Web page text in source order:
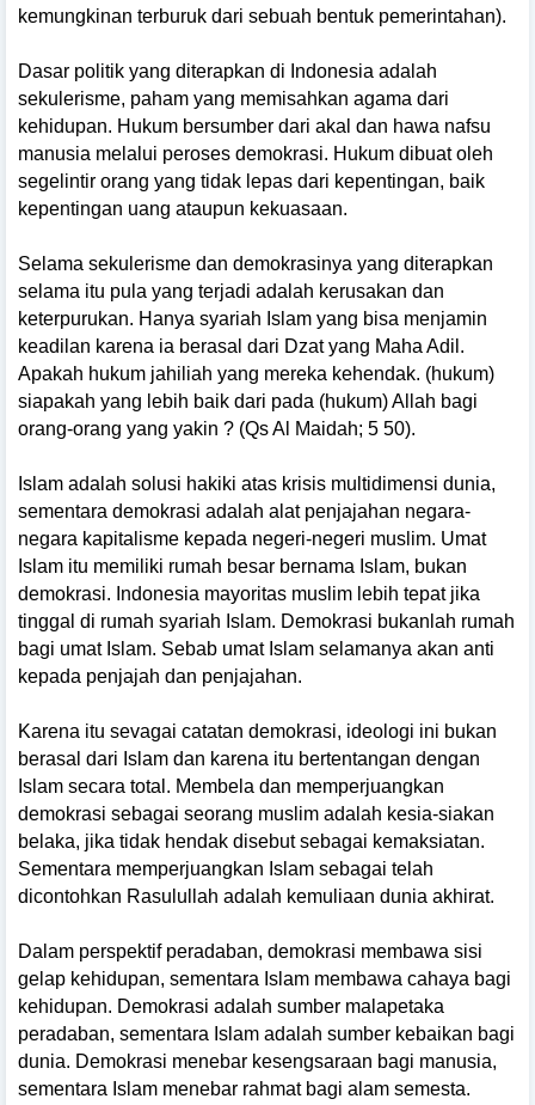
kemungkinan terburuk dari sebuah bentuk pemerintahan).
Dasar politik yang diterapkan di Indonesia adalah
sekulerisme, paham yang memisahkan agama dari
kehidupan. Hukum bersumber dari akal dan hawa nafsu
manusia melalui peroses demokrasi. Hukum dibuat oleh
segelintir orang yang tidak lepas dari kepentingan, baik
kepentingan uang ataupun kekuasaan.
Selama sekulerisme dan demokrasinya yang diterapkan
selama itu pula yang terjadi adalah kerusakan dan
keterpurukan. Hanya syariah Islam yang bisa menjamin
keadilan karena ia berasal dari Dzat yang Maha Adil.
Apakah hukum jahiliah yang mereka kehendak. (hukum)
siapakah yang lebih baik dari pada (hukum) Allah bagi
orang-orang yang yakin ? (Qs Al Maidah; 5 50).
Islam adalah solusi hakiki atas krisis multidimensi dunia,
sementara demokrasi adalah alat penjajahan negara-
negara kapitalisme kepada negeri-negeri muslim. Umat
Islam itu memiliki rumah besar bernama Islam, bukan
demokrasi. Indonesia mayoritas muslim lebih tepat jika
tinggal di rumah syariah Islam. Demokrasi bukanlah rumah
bagi umat Islam. Sebab umat Islam selamanya akan anti
kepada penjajah dan penjajahan.
Karena itu sevagai catatan demokrasi, ideologi ini bukan
berasal dari Islam dan karena itu bertentangan dengan
Islam secara total. Membela dan memperjuangkan
demokrasi sebagai seorang muslim adalah kesia-siakan
belaka, jika tidak hendak disebut sebagai kemaksiatan.
Sementara memperjuangkan Islam sebagai telah
dicontohkan Rasulullah adalah kemuliaan dunia akhirat.
Dalam perspektif peradaban, demokrasi membawa sisi
gelap kehidupan, sementara Islam membawa cahaya bagi
kehidupan. Demokrasi adalah sumber malapetaka
peradaban, sementara Islam adalah sumber kebaikan bagi
dunia. Demokrasi menebar kesengsaraan bagi manusia,
sementara Islam menebar rahmat bagi alam semesta.